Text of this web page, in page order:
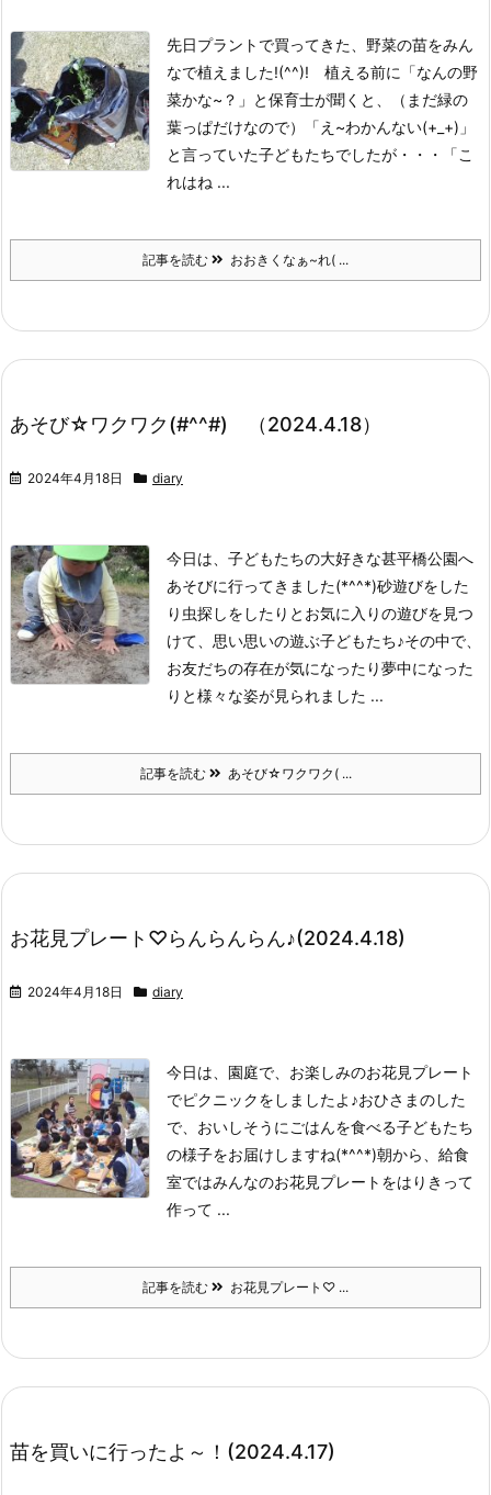
先日プラントで買ってきた、野菜の苗をみん
なで植えました!(^^)! 植える前に「なんの野
菜かな~？」と保育士が聞くと、（まだ緑の
葉っぱだけなので）「え~わかんない(+_+)」
と言っていた子どもたちでしたが・・・「こ
れはね ...
記事を読む おおきくなぁ~れ( ...
あそび☆ワクワク(#^^#) （2024.4.18）
2024年4月18日 diary
今日は、子どもたちの大好きな甚平橋公園へ
あそびに行ってきました(*^^*)砂遊びをした
り虫探しをしたりとお気に入りの遊びを見つ
けて、思い思いの遊ぶ子どもたち♪その中で、
お友だちの存在が気になったり夢中になった
りと様々な姿が見られました ...
記事を読む あそび☆ワクワク( ...
お花見プレート♡らんらんらん♪(2024.4.18)
2024年4月18日 diary
今日は、園庭で、お楽しみのお花見プレート
でピクニックをしましたよ♪おひさまのした
で、おいしそうにごはんを食べる子どもたち
の様子をお届けしますね(*^^*)朝から、給食
室ではみんなのお花見プレートをはりきって
作って ...
記事を読む お花見プレート♡ ...
苗を買いに行ったよ～！(2024.4.17)